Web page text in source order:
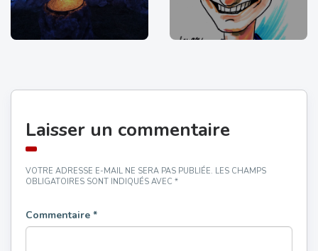
Laisser un commentaire
VOTRE ADRESSE E-MAIL NE SERA PAS PUBLIÉE. LES CHAMPS
OBLIGATOIRES SONT INDIQUÉS AVEC *
Commentaire *